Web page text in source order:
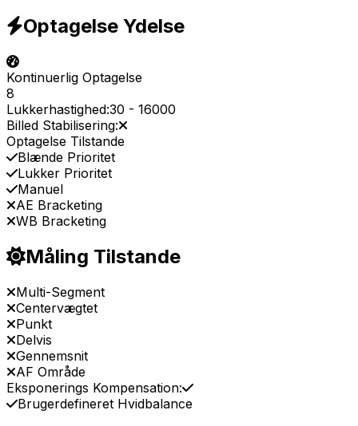
Optagelse Ydelse
Kontinuerlig Optagelse
8
Lukkerhastighed:30 - 16000
Billed Stabilisering:
Optagelse Tilstande
Blænde Prioritet
Lukker Prioritet
Manuel
AE Bracketing
WB Bracketing
Måling Tilstande
Multi-Segment
Centervægtet
Punkt
Delvis
Gennemsnit
AF Område
Eksponerings Kompensation:
Brugerdefineret Hvidbalance